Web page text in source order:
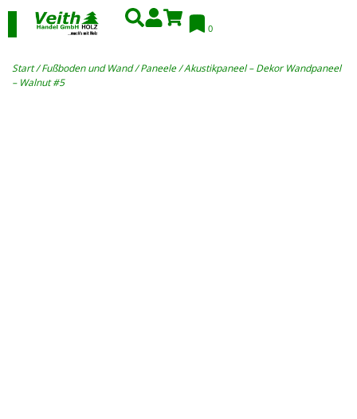
0
Start/Fußboden und Wand/Paneele/ Akustikpaneel – Dekor Wandpaneel
– Walnut #5